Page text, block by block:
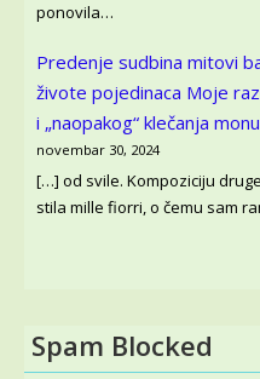
ponovila…
Predenje sudbina mitovi
živote pojedinaca Moje
i „naopakog“ klečanja
novembar 30, 2024
[…] od svile. Kompoziciju
stila mille fiorri, o čemu sam
Spam Blocked